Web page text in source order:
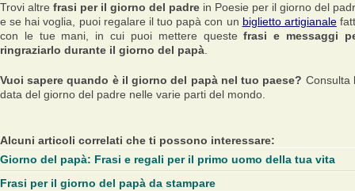
Trovi altre frasi per il giorno del padre in Poesie per il giorno del
e se hai voglia, puoi regalare il tuo papà con un biglietto artigianale
con le tue mani, in cui puoi mettere questefrasi e messaggi
ringraziarlo durante il giorno del papà
Vuoi sapere quando è il giorno del papà nel tuo paese? Consulta
data del giorno del padre nelle varie parti del mondo.
Alcuni articoli correlati che ti possono interessare:
Giorno del papà: Frasi e regali per il primo uomo della tua vita
Frasi per il giorno del papà da stampare